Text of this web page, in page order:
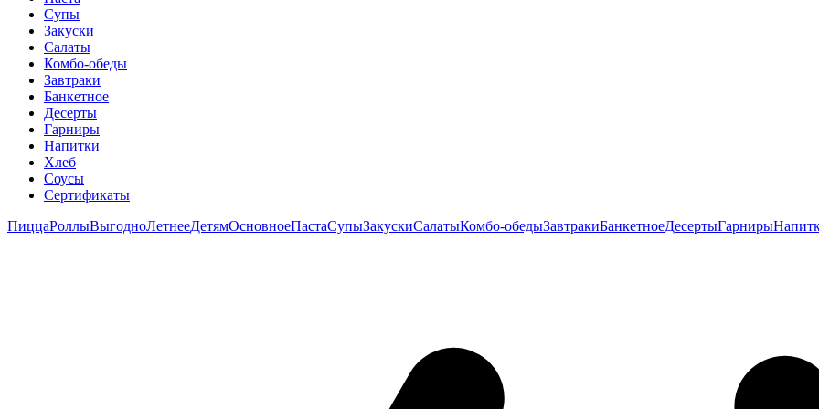
Супы
Закуски
Салаты
Комбо-обеды
Завтраки
Банкетное
Десерты
Гарниры
Напитки
Хлеб
Соусы
Сертификаты
ПиццаРоллыВыгодноЛетнееДетямОсновноеПастаСупыЗакускиСалатыКомбо-обедыЗавтракиБанкетноеДесертыГарниры